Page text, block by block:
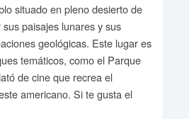
situado en pleno desierto de
paisajes lunares y sus
geológicas. Este lugar es
temáticos, como el Parque
de cine que recrea el
americano. Si te gusta el